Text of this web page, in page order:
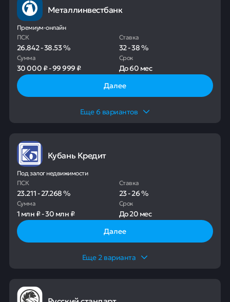
Металлинвестбанк
Премиум-онлайн
ПСК
26.842-38.53%
Ставка
32-38%
Сумма
30 000 ₽-99 999 ₽
Срок
До60 мес
Далее
Еще6 вариантов
Кубань Кредит
Под залог недвижимости
ПСК
23.211-27.268%
Ставка
23-26%
Сумма
1 млн ₽-30 млн ₽
Срок
До20 мес
Далее
Еще2 варианта